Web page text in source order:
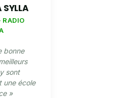
SYLLA
RADIO
bonne
sont
une école
»